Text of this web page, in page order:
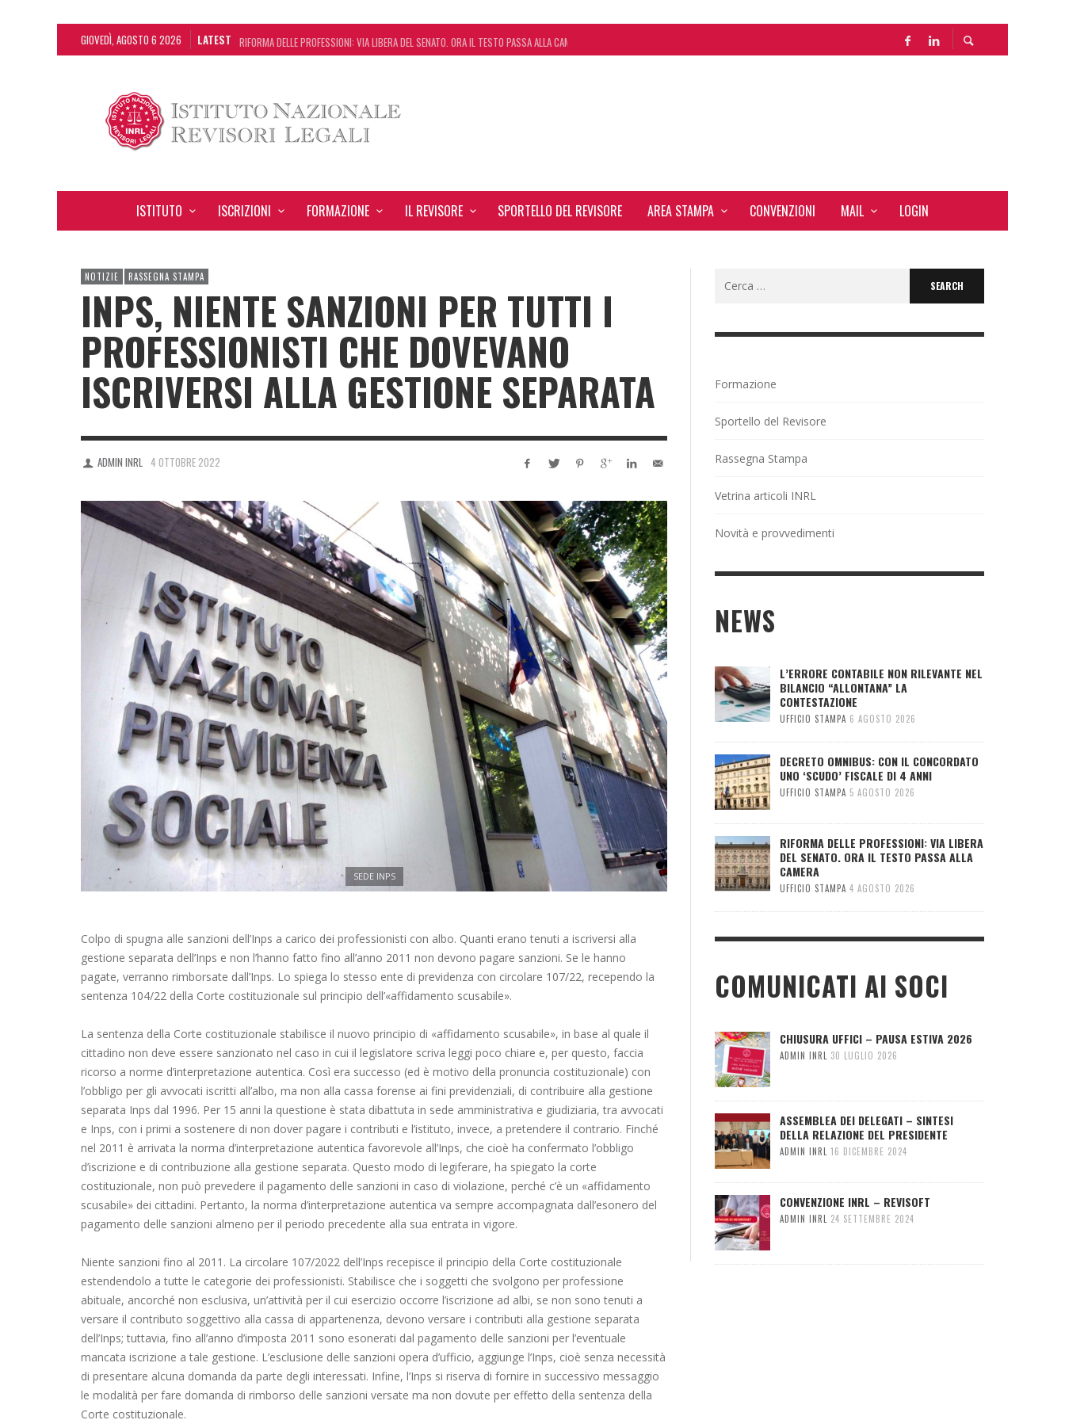
GIOVEDÌ, AGOSTO 6 2026 LATEST RIFORMA DELLE PROFESSIONI: VIA LIBERA DEL SENATO. ORA IL TESTO PASSA ALLA CAMERA
DA REGGIO EMILIA ARRIVA LA START UP CHE AUTOMATIZZA LA REVISIONE LEGALE CON L’USO DELL’INTELLIGENZA ARTIFICIALE
ISTITUTO ISCRIZIONI FORMAZIONE IL REVISORE SPORTELLO DEL REVISORE AREA STAMPA CONVENZIONI MAIL LOGIN
NOTIZIE RASSEGNA STAMPA
INPS, NIENTE SANZIONI PER TUTTI I
PROFESSIONISTI CHE DOVEVANO
ISCRIVERSI ALLA GESTIONE SEPARATA
ADMIN INRL 4 OTTOBRE 2022
SEDE INPS
Colpo di spugna alle sanzioni dell’Inps a carico dei professionisti con albo. Quanti erano tenuti a iscriversi alla
gestione separata dell’Inps e non l’hanno fatto fino all’anno 2011 non devono pagare sanzioni. Se le hanno
pagate, verranno rimborsate dall’Inps. Lo spiega lo stesso ente di previdenza con circolare 107/22, recependo la
sentenza 104/22 della Corte costituzionale sul principio dell’«affidamento scusabile».
La sentenza della Corte costituzionale stabilisce il nuovo principio di «affidamento scusabile», in base al quale il
cittadino non deve essere sanzionato nel caso in cui il legislatore scriva leggi poco chiare e, per questo, faccia
ricorso a norme d’interpretazione autentica. Così era successo (ed è motivo della pronuncia costituzionale) con
l’obbligo per gli avvocati iscritti all’albo, ma non alla cassa forense ai fini previdenziali, di contribuire alla gestione
separata Inps dal 1996. Per 15 anni la questione è stata dibattuta in sede amministrativa e giudiziaria, tra avvocati
e Inps, con i primi a sostenere di non dover pagare i contributi e l’istituto, invece, a pretendere il contrario. Finché
nel 2011 è arrivata la norma d’interpretazione autentica favorevole all’Inps, che cioè ha confermato l’obbligo
d’iscrizione e di contribuzione alla gestione separata. Questo modo di legiferare, ha spiegato la corte
costituzionale, non può prevedere il pagamento delle sanzioni in caso di violazione, perché c’è un «affidamento
scusabile» dei cittadini. Pertanto, la norma d’interpretazione autentica va sempre accompagnata dall’esonero del
pagamento delle sanzioni almeno per il periodo precedente alla sua entrata in vigore.
Niente sanzioni fino al 2011. La circolare 107/2022 dell’Inps recepisce il principio della Corte costituzionale
estendendolo a tutte le categorie dei professionisti. Stabilisce che i soggetti che svolgono per professione
abituale, ancorché non esclusiva, un’attività per il cui esercizio occorre l’iscrizione ad albi, se non sono tenuti a
versare il contributo soggettivo alla cassa di appartenenza, devono versare i contributi alla gestione separata
dell’Inps; tuttavia, fino all’anno d’imposta 2011 sono esonerati dal pagamento delle sanzioni per l’eventuale
mancata iscrizione a tale gestione. L’esclusione delle sanzioni opera d’ufficio, aggiunge l’Inps, cioè senza necessità
di presentare alcuna domanda da parte degli interessati. Infine, l’Inps si riserva di fornire in successivo messaggio
le modalità per fare domanda di rimborso delle sanzioni versate ma non dovute per effetto della sentenza della
Corte costituzionale.
Formazione
Sportello del Revisore
Rassegna Stampa
Vetrina articoli INRL
Novità e provvedimenti
NEWS
L’ERRORE CONTABILE NON RILEVANTE NEL
BILANCIO “ALLONTANA” LA
CONTESTAZIONE
UFFICIO STAMPA 6 AGOSTO 2026
DECRETO OMNIBUS: CON IL CONCORDATO
UNO ‘SCUDO’ FISCALE DI 4 ANNI
UFFICIO STAMPA 5 AGOSTO 2026
RIFORMA DELLE PROFESSIONI: VIA LIBERA
DEL SENATO. ORA IL TESTO PASSA ALLA
CAMERA
UFFICIO STAMPA 4 AGOSTO 2026
COMUNICATI AI SOCI
CHIUSURA UFFICI – PAUSA ESTIVA 2026
ADMIN INRL 30 LUGLIO 2026
ASSEMBLEA DEI DELEGATI – SINTESI
DELLA RELAZIONE DEL PRESIDENTE
ADMIN INRL 16 DICEMBRE 2024
CONVENZIONE INRL – REVISOFT
ADMIN INRL 24 SETTEMBRE 2024